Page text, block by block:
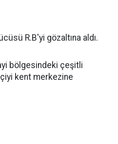
R.B'yi gözaltına aldı.
bölgesindeki çeşitli
kent merkezine